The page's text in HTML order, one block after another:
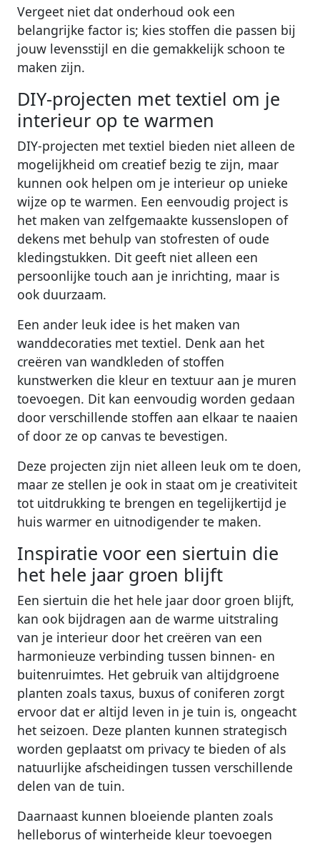
Vergeet niet dat onderhoud ook een
belangrijke factor is; kies stoffen die passen bij
jouw levensstijl en die gemakkelijk schoon te
maken zijn.
DIY-projecten met textiel om je
interieur op te warmen
DIY-projecten met textiel bieden niet alleen de
mogelijkheid om creatief bezig te zijn, maar
kunnen ook helpen om je interieur op unieke
wijze op te warmen. Een eenvoudig project is
het maken van zelfgemaakte kussenslopen of
dekens met behulp van stofresten of oude
kledingstukken. Dit geeft niet alleen een
persoonlijke touch aan je inrichting, maar is
ook duurzaam.
Een ander leuk idee is het maken van
wanddecoraties met textiel. Denk aan het
creëren van wandkleden of stoffen
kunstwerken die kleur en textuur aan je muren
toevoegen. Dit kan eenvoudig worden gedaan
door verschillende stoffen aan elkaar te naaien
of door ze op canvas te bevestigen.
Deze projecten zijn niet alleen leuk om te doen,
maar ze stellen je ook in staat om je creativiteit
tot uitdrukking te brengen en tegelijkertijd je
huis warmer en uitnodigender te maken.
Inspiratie voor een siertuin die
het hele jaar groen blijft
Een siertuin die het hele jaar door groen blijft,
kan ook bijdragen aan de warme uitstraling
van je interieur door het creëren van een
harmonieuze verbinding tussen binnen- en
buitenruimtes. Het gebruik van altijdgroene
planten zoals taxus, buxus of coniferen zorgt
ervoor dat er altijd leven in je tuin is, ongeacht
het seizoen. Deze planten kunnen strategisch
worden geplaatst om privacy te bieden of als
natuurlijke afscheidingen tussen verschillende
delen van de tuin.
Daarnaast kunnen bloeiende planten zoals
helleborus of winterheide kleur toevoegen